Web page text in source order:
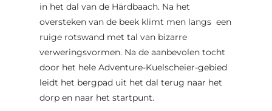
in het dal van de Härdbaach. Na het
oversteken van de beek klimt men langs een
ruige rotswand met tal van bizarre
verweringsvormen. Na de aanbevolen tocht
door het hele Adventure-Kuelscheier-gebied
leidt het bergpad uit het dal terug naar het
dorp en naar het startpunt.